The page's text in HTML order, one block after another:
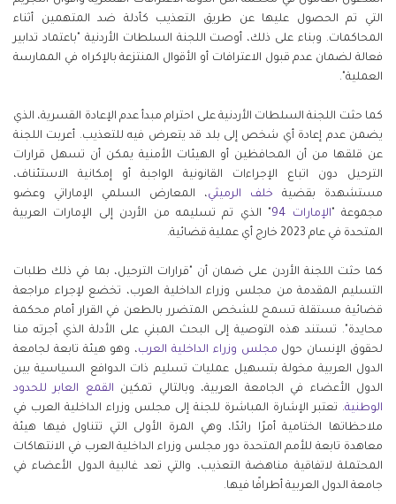
التي تم الحصول عليها عن طريق التعذيب كأدلة ضد المتهمين أثناء
المحاكمات. وبناء على ذلك، أوصت اللجنة السلطات الأردنية "باعتماد تدابير
فعالة لضمان عدم قبول الاعترافات أو الأقوال المنتزعة بالإكراه في الممارسة
العملية".
كما حثت اللجنة السلطات الأردنية على احترام مبدأ عدم الإعادة القسرية، الذي
يضمن عدم إعادة أي شخص إلى بلد قد يتعرض فيه للتعذيب. أعربت اللجنة
عن قلقها من أن المحافظين أو الهيئات الأمنية يمكن أن تسهل قرارات
الترحيل دون اتباع الإجراءات القانونية الواجبة أو إمكانية الاستئناف،
مستشهدة بقضية خلف الرميثي، المعارض السلمي الإماراتي وعضو
مجموعة " الإمارات 94
" الذي تم تسليمه من الأردن إلى الإمارات العربية
المتحدة في عام 2023 خارج أي عملية قضائية.
كما حثت اللجنة الأردن على ضمان أن "قرارات الترحيل، بما في ذلك طلبات
التسليم المقدمة من مجلس وزراء الداخلية العرب، تخضع لإجراء مراجعة
قضائية مستقلة تسمح للشخص المتضرر بالطعن في القرار أمام محكمة
محايدة". تستند هذه التوصية إلى البحث المبني على الأدلة الذي أجرته منا
لحقوق الإنسان حول مجلس وزراء الداخلية العرب، وهو هيئة تابعة لجامعة
الدول العربية مخولة بتسهيل عمليات تسليم ذات الدوافع السياسية بين
الدول الأعضاء في الجامعة العربية، وبالتالي تمكين القمع العابر للحدود
الوطنية. تعتبر الإشارة المباشرة للجنة إلى مجلس وزراء الداخلية العرب في
ملاحظاتها الختامية أمرًا رائدًا، وهي المرة الأولى التي تتناول فيها هيئة
معاهدة تابعة للأمم المتحدة دور مجلس وزراء الداخلية العرب في الانتهاكات
المحتملة لاتفاقية مناهضة التعذيب، والتي تعد غالبية الدول الأعضاء في
جامعة الدول العربية أطرافًا فيها.